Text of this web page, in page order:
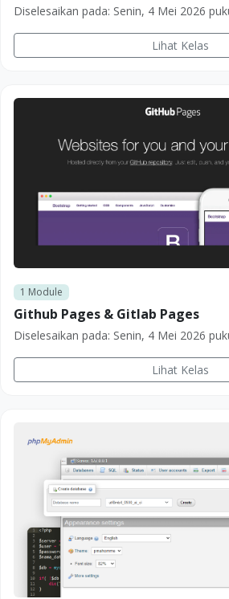
Diselesaikan pada: Senin, 4 Mei 2026
Lihat Kelas
1 Module
Github Pages & Gitlab Pages
Diselesaikan pada: Senin, 4 Mei 2026
Lihat Kelas